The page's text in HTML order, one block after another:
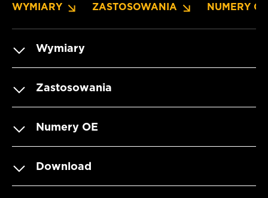
WYMIARY ZASTOSOWANIA NUMERY OE
Wymiary
Zastosowania
Numery OE
Download